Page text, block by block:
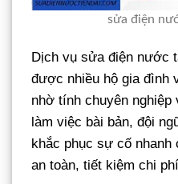
sửa điện
Dịch vụ sửa điện nước
được nhiều hộ gia đình
nhờ tính chuyên
làm việc bài bản, đội
khắc phục sự cố nhanh
an toàn, tiết kiệm chi